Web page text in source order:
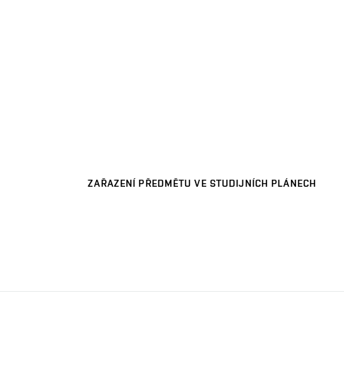
ZAŘAZENÍ PŘEDMĚTU VE STUDIJNÍCH PLÁNECH